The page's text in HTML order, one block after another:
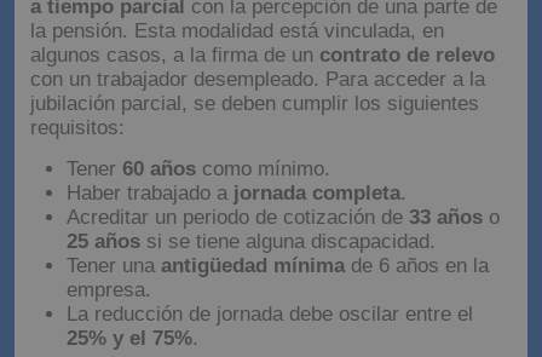
2. Jubilación parcial
La jubilación parcial permitecompaginar un trabajo
a tiempo parcial
con la percepción de una parte de
la pensión. Esta modalidad está vinculada, en
algunos casos, a la firma de un
con un trabajador desempleado. Para acceder a la
jubilación parcial, se deben cumplir los siguientes
requisitos:
Tener 60 añoscomo mínimo.
Haber trabajado a
Acreditar un periodo de cotización de33 años
25 añossi se tiene alguna discapacidad.